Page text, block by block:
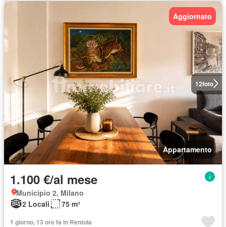
12foto
Aggiornato
Appartamento
1.100 €/al mese
Municipio 2, Milano
2 Locali
75 m²
1 giorno, 13 ore fa in Rentola